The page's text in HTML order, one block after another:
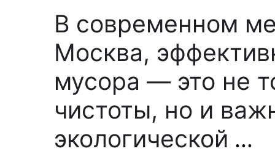
В современном
Москва,
мусора — это не
чистоты, но и
экологической ...